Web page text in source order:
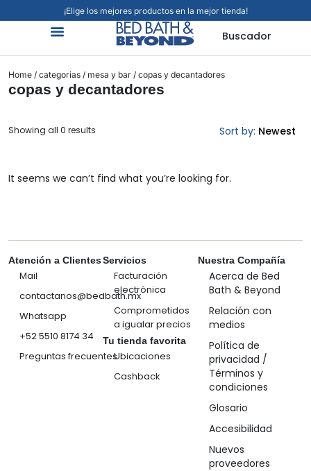
¡Elige los mejores productos en la mejor tienda!
Buscador
Home / categorias / mesa y bar / copas y decantadores
copas y decantadores
Sort by: Newest
It seems we can’t find what you’re looking for.
Showing all 0 results
Atención a Clientes
Mail
contactanos@bedbath.mx
Whatsapp
+52 5510 8174 34
Preguntas frecuentes
Servicios
Facturación
electrónica
Comprometidos
a igualar precios
Tu tienda favorita
Ubicaciones
Cashback
Nuestra Compañía
Acerca de Bed
Bath & Beyond
Relación con
medios
Política de
privacidad /
Términos y
condiciones
Glosario
Accesibilidad
Nuevos
proveedores